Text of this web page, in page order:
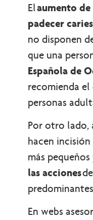
Elaumento
padecer caries
no disponen
que una
Española de
recomienda
personas
Por otro lado,
hacen
más pequeños
las acciones
En webs